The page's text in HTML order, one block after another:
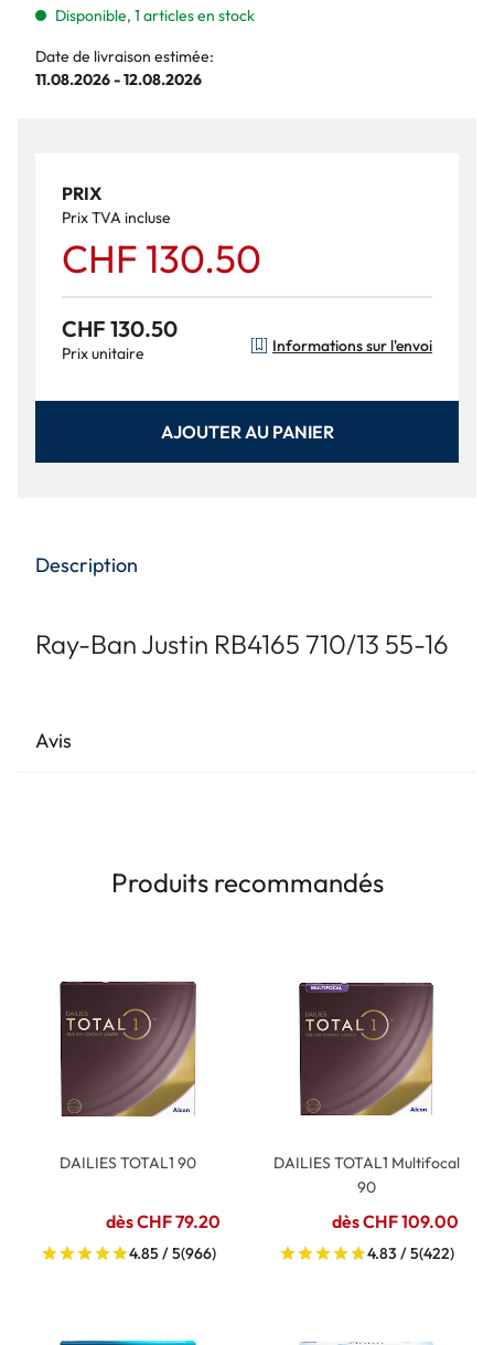
Disponible, 1 articles en stock
Date de livraison estimée:
11.08.2026 - 12.08.2026
PRIX
Prix TVA incluse
CHF 130.50
CHF 130.50
Prix unitaire Informations sur l'envoi
AJOUTER AU PANIER
Description
Ray-Ban Justin RB4165 710/13 55-16
Avis
Produits recommandés
DAILIES TOTAL1 90
dès CHF 79.20
4.85 / 5(966)
DAILIES TOTAL1 Multifocal
90
dès CHF 109.00
4.83 / 5(422)